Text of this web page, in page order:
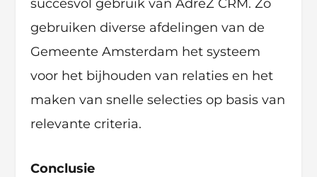
succesvol gebruik van AdreZ CRM. Zo
gebruiken diverse afdelingen van de
Gemeente Amsterdam het systeem
voor het bijhouden van relaties en het
maken van snelle selecties op basis van
relevante criteria.
Conclusie